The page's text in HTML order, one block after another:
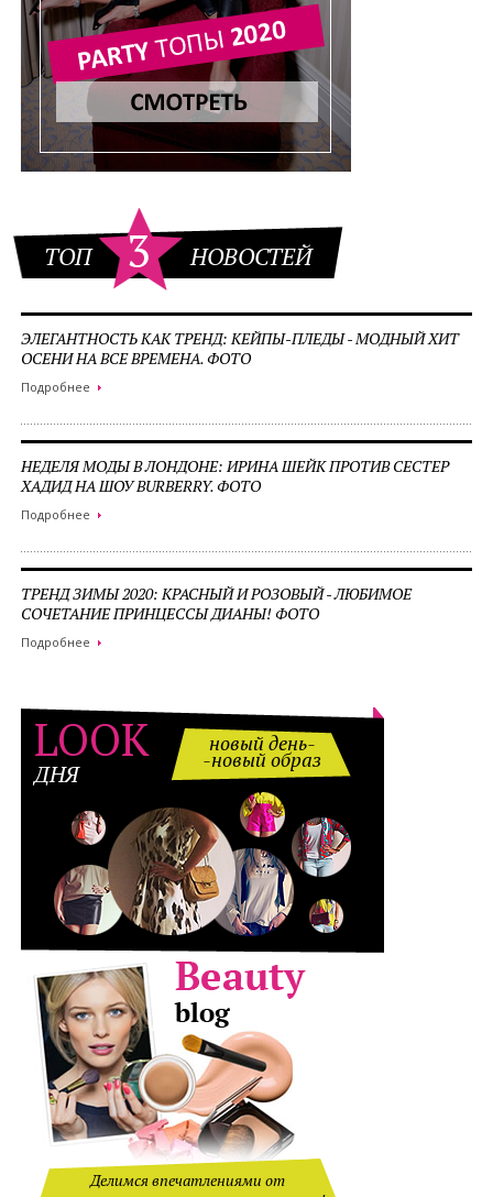
ТОП 3 НОВОСТЕЙ
ЭЛЕГАНТНОСТЬ КАК ТРЕНД: КЕЙПЫ-ПЛЕДЫ - МОДНЫЙ ХИТ
ОСЕНИ НА ВСЕ ВРЕМЕНА. ФОТО
Подробнее
НЕДЕЛЯ МОДЫ В ЛОНДОНЕ: ИРИНА ШЕЙК ПРОТИВ СЕСТЕР
ХАДИД НА ШОУ BURBERRY. ФОТО
Подробнее
ТРЕНД ЗИМЫ 2020: КРАСНЫЙ И РОЗОВЫЙ - ЛЮБИМОЕ
СОЧЕТАНИЕ ПРИНЦЕССЫ ДИАНЫ! ФОТО
Подробнее
LOOK
ДНЯ
новый день-
-новый образ
Делимся впечатлениями от